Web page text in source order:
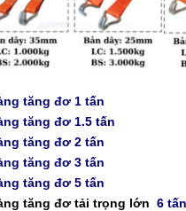
tăng đơ 1 tấn
tăng đơ 1.5 tấn
tăng đơ 2 tấn
tăng đơ 3 tấn
tăng đơ 5 tấn
tăng đơ tải trọng lớn 6 tấn